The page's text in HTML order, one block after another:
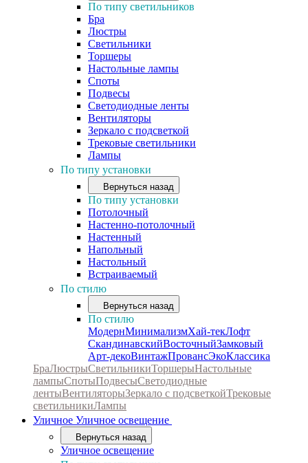
По типу светильников
Бра
Люстры
Светильники
Торшеры
Настольные лампы
Споты
Подвесы
Светодиодные ленты
Вентиляторы
Зеркало с подсветкой
Трековые светильники
Лампы
По типу установки
Вернуться назад
По типу установки
Потолочный
Настенно-потолочный
Настенный
Напольный
Настольный
Встраиваемый
По стилю
Вернуться назад
По стилю
МодернМинимализмХай-текЛофт
СкандинавскийВосточныйЗамковый
Арт-декоВинтажПровансЭкоКлассика
БраЛюстрыСветильникиТоршерыНастольные
лампыСпотыПодвесыСветодиодные
лентыВентиляторыЗеркало с подсветкойТрековые
светильникиЛампы
Уличное Уличное освещение
Вернуться назад
Уличное освещение